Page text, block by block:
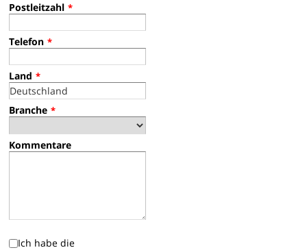
Postleitzahl *
Telefon *
Land *
Branche *
Kommentare
Ich habe die